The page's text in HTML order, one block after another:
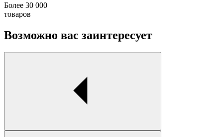
Более 30 000
товаров
Возможно вас заинтересует